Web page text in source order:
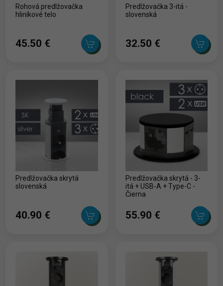
Rohová predlžovačka
hliníkové telo
45.50 ‎€
Predlžovačka 3-itá -
slovenská
32.50 ‎€
Predlžovačka skrytá
slovenská
40.90 ‎€
Predlžovačka skrytá - 3-
itá + USB-A + Type-C -
Čierna
55.90 ‎€